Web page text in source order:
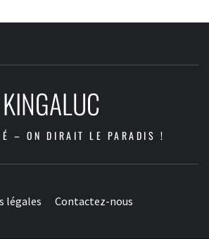
KINGALUC
– ON DIRAIT LE PARADIS !
légales Contactez-nous